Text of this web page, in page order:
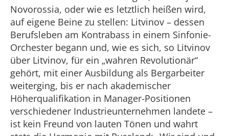
Novorossia, oder wie es letztlich heißen wird,
auf eigene Beine zu stellen: Litvinov – dessen
Berufsleben am Kontrabass in einem Sinfonie-
Orchester begann und, wie es sich, so Litvinov
über Litvinov, für ein „wahren Revolutionär“
gehört, mit einer Ausbildung als Bergarbeiter
weiterging, bis er nach akademischer
Höherqualifikation in Manager-Positionen
verschiedener Industrieunternehmen landete –
ist kein Freund von lauten Tönen und wahrt